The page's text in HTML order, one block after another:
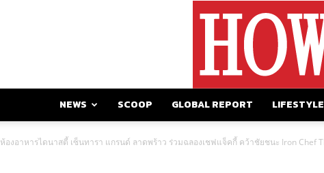
NEWS SCOOP GLOBAL REPORT LIFESTYLE
ห้องอาหารไดนาสตี้ เซ็นทารา แกรนด์ ลาดพร้าว ร่วมฉลองเชฟแจ็คกี้ คว้าชัยชนะ Iron Chef